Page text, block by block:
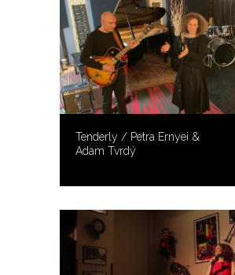
Tenderly / Petra Ernyei &
Adam Tvrdý